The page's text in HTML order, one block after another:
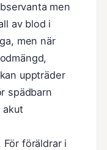
men
av blod i
men när
uppträder
spädbarn
akut
föräldrar i